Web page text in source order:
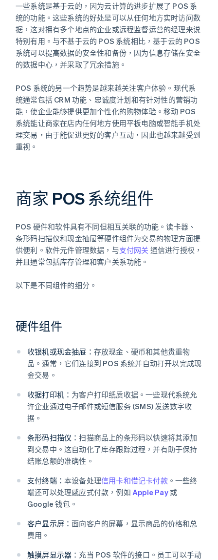
一些系统是基于云的，因为云计算的进步扩展了 POS 系
统的功能。这些系统的好处是可以从任何地方实时访问数
据，这对拥有多个地点的企业或远程监督运营的经理来说
特别有用。与不基于云的 POS 系统相比，基于云的 POS
系统可以提高数据的安全性和备份，因为信息存储在安全
的数据中心，并采取了冗余措施。
POS 系统的另一个趋势是越来越关注客户体验。现代系
统通常包括 CRM 功能、忠诚度计划和有针对性的营销功
能，使企业能够提供更加个性化的购物体验。移动 POS
系统能让商家在店内任何地方使用平板电脑或智能手机处
理交易，由于能促进更好的客户互动，因此也越来越受到
重视。
商家 POS 系统组件
POS 硬件和软件具有不同但相互关联的功能。读卡器、
条形码扫描仪和现金抽屉等硬件组件为交易的物理方面提
供便利。软件元件管理数据，与支付网关 通信进行授权，
并且通常包括库存管理和客户关系功能。
以下是不同组件的细分。
硬件组件
收银机或现金抽屉： 存放现金、硬币和其他贵重物
品。通常，它们连接到 POS 系统并自动打开以完成现
金交易。
收据打印机： 为客户打印纸质收据。一些现代系统允
许企业通过电子邮件或短信服务 (SMS) 发送数字收
据。
条形码扫描仪：扫描商品上的条形码以快速将其添加
到交易中。这自动化了库存跟踪过程，并有助于保持
结账总额的准确性。
支付终端： 本设备处理信用卡和借记卡付款。一些终
端还可以处理感应式付款，例如 Apple Pay或
Google 钱包。
客户显示屏：面向客户的屏幕，显示商品的价格和总
费用。
触摸屏显示器： 充当 POS 软件的接口。员工可以手动